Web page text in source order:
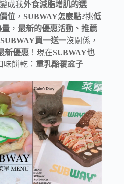
變成我外食減脂增肌的選
位 ， SUBWAY怎麼點?挑低
量 ， 最新的優惠活動、推薦
買一送一沒關係，
新優惠 ！現在SUBWAY也
餅乾： 重乳酪覆盆子